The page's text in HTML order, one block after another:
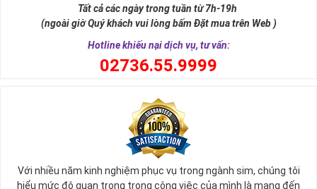
Tất cả các ngày trong tuần từ 7h-19h
(ngoài giờ Quý khách vui lòng bấm Đặt mua trên Web )
Hotline khiếu nại dịch vụ, tư vấn:
02736.55.9999
Với nhiều năm kinh nghiệm phục vụ trong ngành sim, chúng tôi
hiểu mức độ quan trọng trong công việc của mình là mang đến